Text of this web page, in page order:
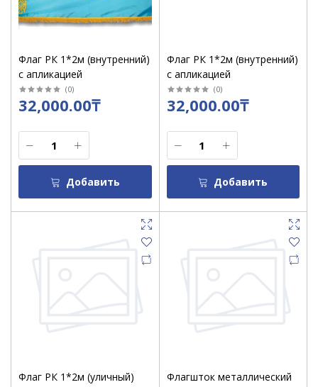
Флаг РК 1*2м (внутренний)
с апликацией
(0)
32,000.00₸
Добавить
Флаг РК 1*2м (внутренний)
с апликацией
(0)
32,000.00₸
Добавить
Флаг РК 1*2м (уличный)
Флагшток металлический